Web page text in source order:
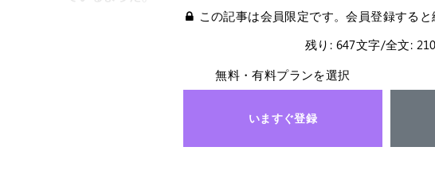
この記事は会員限定です。会員登録すると
残り: 647文字/全文:
無料・有料プランを選択
いますぐ登録